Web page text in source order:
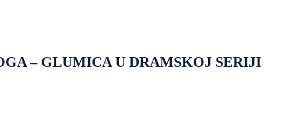
– GLUMICA U DRAMSKOJ SERIJI